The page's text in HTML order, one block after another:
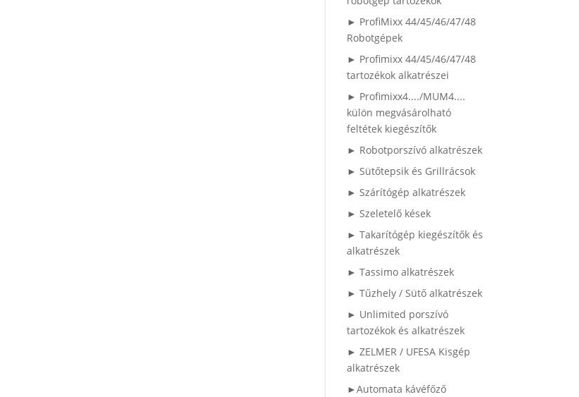
► ProfiMixx 44/45/46/47/48
Robotgépek
► Profimixx 44/45/46/47/48
tartozékok alkatrészei
► Profimixx4..../MUM4....
külön megvásárolható
feltétek kiegészítők
► Robotporszívó alkatrészek
► Sütőtepsik és Grillrácsok
► Szárítógép alkatrészek
► Szeletelő kések
► Takarítógép kiegészítők és
alkatrészek
► Tassimo alkatrészek
► Tűzhely / Sütő alkatrészek
► Unlimited porszívó
tartozékok és alkatrészek
► ZELMER / UFESA Kisgép
alkatrészek
►Automata kávéfőző